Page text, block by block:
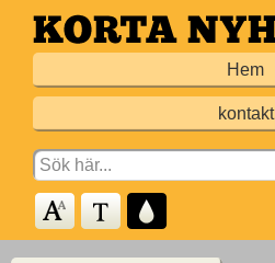
Hoppa
till
Hem
kontakt
Search
for: